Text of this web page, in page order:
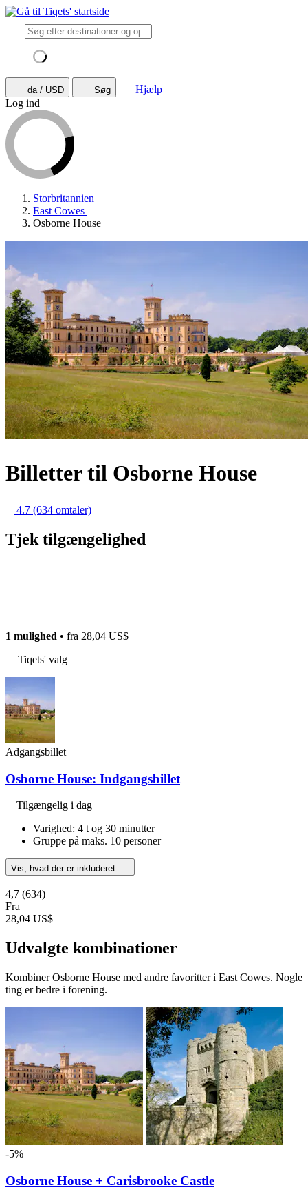
da / USD Søg
Hjælp
Log ind
Storbritannien
East Cowes
Osborne House
Billetter til Osborne House
4.7 (634 omtaler)
Tjek tilgængelighed
1 mulighed • fra 28,04 US$
Tiqets' valg
Adgangsbillet
Osborne House: Indgangsbillet
Tilgængelig i dag
Varighed: 4 t og 30 minutter
Gruppe på maks. 10 personer
Vis, hvad der er inkluderet
4,7 (634)
Fra
28,04 US$
Udvalgte kombinationer
Kombiner Osborne House med andre favoritter i East Cowes. Nogle
ting er bedre i forening.
-5%
Osborne House + Carisbrooke Castle